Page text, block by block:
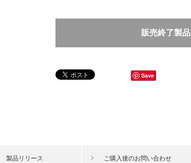
販売終了製品
Save
製品リリース ご購入後のお問い合わせ